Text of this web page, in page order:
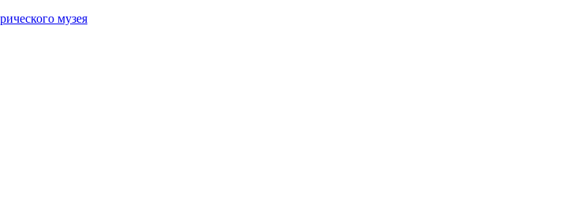
музея